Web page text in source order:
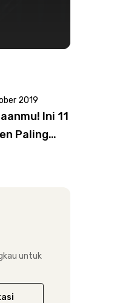
2019
Ini 11
Paling
untuk